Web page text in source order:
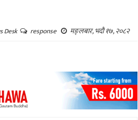
Desk response मङ्लबार, भदौ १७, २०८२